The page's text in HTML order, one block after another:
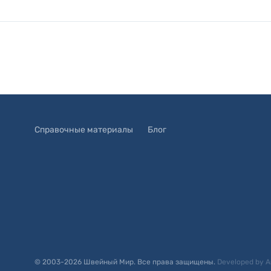
Справочные материалы Блог
© 2003-2026 Швейный Мир. Все права защищены. Developed by